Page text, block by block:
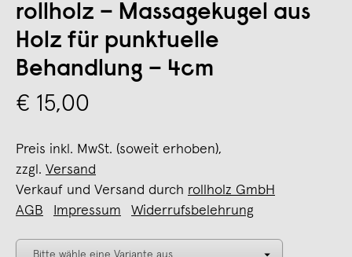
rollholz – Massagekugel aus
Holz für punktuelle
Behandlung – 4cm
€ 15,00
Preis inkl. MwSt. (soweit erhoben),
zzgl. Versand
Verkauf und Versand durch rollholz GmbH
AGB
Impressum Widerrufsbelehrung